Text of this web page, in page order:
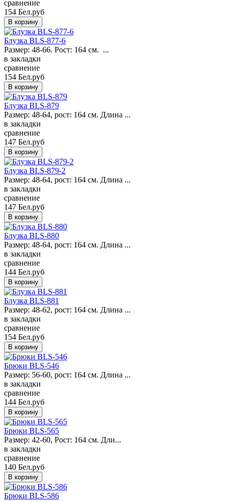
сравнение
154 Бел.руб
Блузка BLS-877-6
Размер: 48-66. Рост: 164 см. ...
в закладки
сравнение
154 Бел.руб
Блузка BLS-879
Размер: 48-64, рост: 164 см. Длина ...
в закладки
сравнение
147 Бел.руб
Блузка BLS-879-2
Размер: 48-64, рост: 164 см. Длина ...
в закладки
сравнение
147 Бел.руб
Блузка BLS-880
Размер: 48-64, рост: 164 см. Длина ...
в закладки
сравнение
144 Бел.руб
Блузка BLS-881
Размер: 48-62, рост: 164 см. Длина ...
в закладки
сравнение
154 Бел.руб
Брюки BLS-546
Размер: 56-60, рост: 164 см. Длина ...
в закладки
сравнение
144 Бел.руб
Брюки BLS-565
Размер: 42-60, Рост: 164 см. Дли...
в закладки
сравнение
140 Бел.руб
Брюки BLS-586